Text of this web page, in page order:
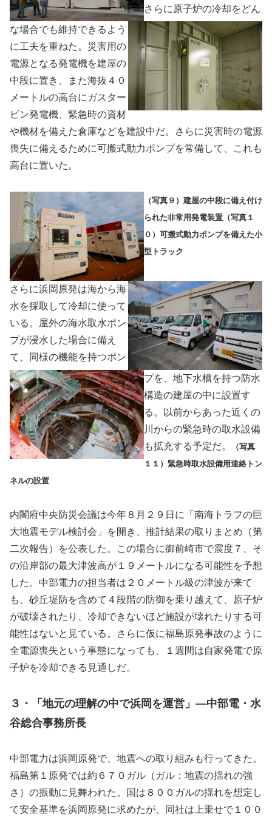
さらに原子炉の冷却をどん
な場合でも維持できるよう
に工夫を重ねた。災害用の
電源となる発電機を建屋の
中段に置き、また海抜４０
メートルの高台にガスター
ビン発電機、緊急時の資材
や機材を備えた倉庫などを建設中だ。さらに災害時の電源
喪失に備えるために可搬式動力ポンプを常備して、これも
高台に置いた。
（写真９）建屋の中段に備え付け
られた非常用発電装置（写真１
０）可搬式動力ポンプを備えた小
型トラック
さらに浜岡原発は海から海
水を採取して冷却に使って
いる。屋外の海水取水ポン
プが浸水した場合に備え
て、同様の機能を持つポン
プを、地下水槽を持つ防水
構造の建屋の中に設置す
る。以前からあった近くの
川からの緊急時の取水設備
も拡充する予定だ。
（写真
１１）緊急時取水設備用連絡トン
ネルの設置
内閣府中央防災会議は今年８月２９日に「南海トラフの巨
大地震モデル検討会」を開き、推計結果の取りまとめ（第
二次報告）を公表した。この場合に御前崎市で震度７、そ
の沿岸部の最大津波高が１９メートルになる可能性を予想
した。中部電力の担当者は２０メートル級の津波が来て
も、砂丘堤防を含めて４段階の防御を乗り越えて、原子炉
が破壊されたり、冷却できないほど施設が壊れたりする可
能性はないと見ている。さらに仮に福島原発事故のように
全電源喪失という事態になっても、１週間は自家発電で原
子炉を冷却できる見通しだ。
３・「地元の理解の中で浜岡を運営」—中部電・水
谷総合事務所長
中部電力は浜岡原発で、地震への取り組みも行ってきた。
福島第１原発では約６７０ガル（ガル：地震の揺れの強
さ）の振動に見舞われた。国は８００ガルの揺れを想定し
て安全基準を浜岡原発に求めたが、同社は上乗せで１００